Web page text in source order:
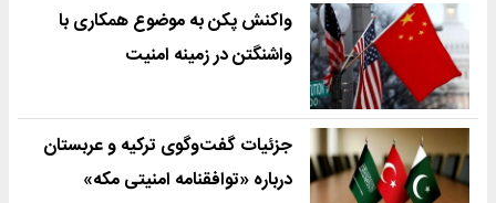
واکنش پکن به موضوع همکاری با
واشنگتن در زمینه امنیت
جزئیات گفت‌وگوی ترکیه و عربستان
درباره «توافقنامه امنیتی مکه»